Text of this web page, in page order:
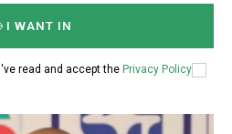
I WANT IN
I've read and accept the Privacy Policy